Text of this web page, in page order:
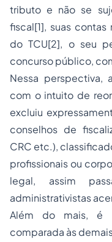
tributo e não se
fiscal[1], suas
do TCU[2], o seu
concurso público,
Nessa perspectiva,
com o intuito de
excluiu
conselhos de
CRC etc.),
profissionais ou
legal, assim
administrativistas
Além do mais, é
comparada às